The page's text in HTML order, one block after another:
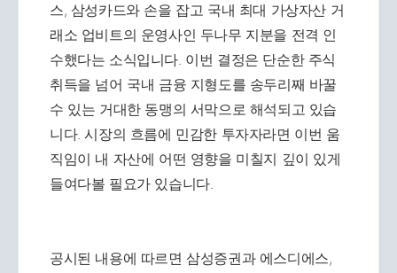
스, 삼성카드와 손을 잡고 국내 최대 가상자산 거
래소 업비트의 운영사인 두나무 지분을 전격 인
수했다는 소식입니다. 이번 결정은 단순한 주식
취득을 넘어 국내 금융 지형도를 송두리째 바꿀
수 있는 거대한 동맹의 서막으로 해석되고 있습
니다. 시장의 흐름에 민감한 투자자라면 이번 움
직임이 내 자산에 어떤 영향을 미칠지 깊이 있게
들여다볼 필요가 있습니다.
공시된 내용에 따르면 삼성증권과 에스디에스,